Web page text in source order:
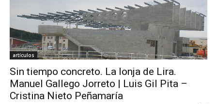
artículos
Sin tiempo concreto. La lonja de Lira.
Manuel Gallego Jorreto | Luis Gil Pita –
Cristina Nieto Peñamaría